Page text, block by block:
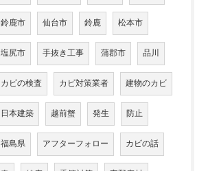
鈴鹿市 仙台市 鈴鹿 松本市
塩尻市 手抜き工事 蒲郡市 品川
カビの検査 カビ対策業者 建物のカビ
日本建築 越前蟹 発生 防止
福島県 アフターフォロー カビの話